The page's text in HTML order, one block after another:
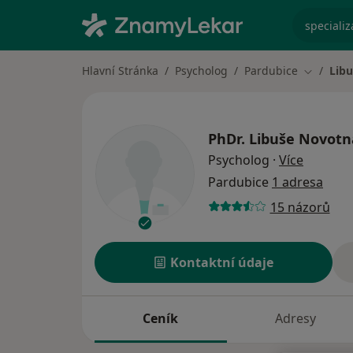
Hlavní Stránka Psycholog Pardubice Změna
PhDr. Libuše
Psycholog · Více
Pardubice 1 adresa
15 názorů
Kontaktní údaje
Ceník Adresy